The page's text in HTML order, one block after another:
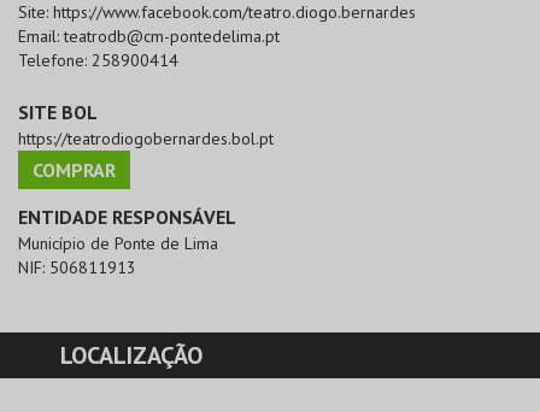
Site: https://www.facebook.com/teatro.diogo.bernardes
Email:teatrodb@cm-pontedelima.pt
Telefone: 258900414
SITE BOL
https://teatrodiogobernardes.bol.pt
COMPRAR
ENTIDADE RESPONSÁVEL
Município de Ponte de Lima
NIF: 506811913
LOCALIZAÇÃO